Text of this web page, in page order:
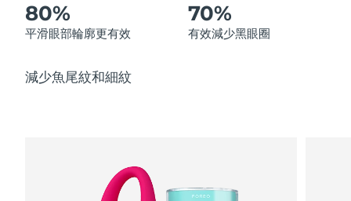
80%
平滑眼部輪廓更有效
70%
有效減少黑眼圈
減少魚尾紋和細紋
馬來西亞 預計送達日期